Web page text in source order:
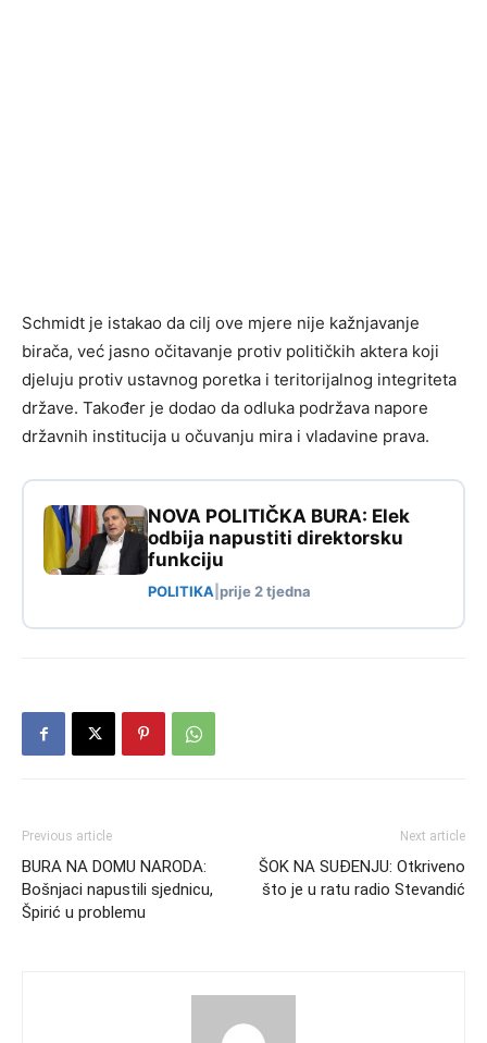
Schmidt je istakao da cilj ove mjere nije kažnjavanje
birača, već jasno očitavanje protiv političkih aktera koji
djeluju protiv ustavnog poretka i teritorijalnog integriteta
države. Također je dodao da odluka podržava napore
državnih institucija u očuvanju mira i vladavine prava.
NOVA POLITIČKA BURA: Elek
odbija napustiti direktorsku
funkciju
POLITIKA prije 2 tjedna
Previous article
BURA NA DOMU NARODA:
Bošnjaci napustili sjednicu,
Špirić u problemu
Next article
ŠOK NA SUĐENJU: Otkriveno
što je u ratu radio Stevandić